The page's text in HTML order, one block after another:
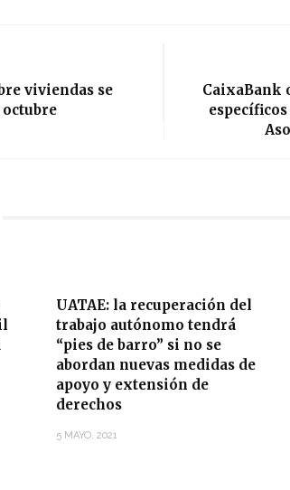
viviendas se
CaixaBank
UATAE: la recuperación del
trabajo autónomo tendrá
“pies de barro” si no se
abordan nuevas medidas de
apoyo y extensión de
derechos
5 MAYO, 2021